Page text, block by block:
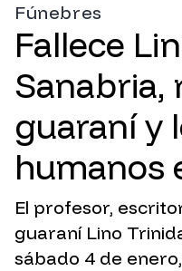
Fúnebres
Fallece
Sanabria,
guaraní y
humanos
El profesor,
guaraní Lino
sábado 4 de